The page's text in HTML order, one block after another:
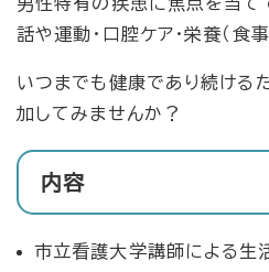
話や運動・口腔ケア・栄養（食
いつまでも健康であり続ける
加してみませんか？
内容
市立看護大学講師による生